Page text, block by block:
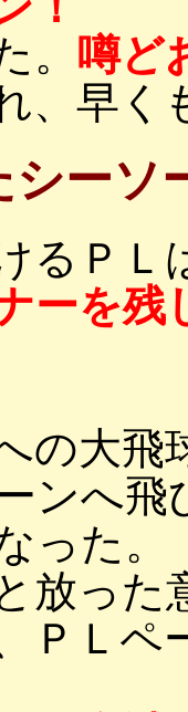
。 噂ど
、早く
シーソ
るＰＬ
ーを残
の大飛
ンへ飛
った。
放った
ＰＬペ